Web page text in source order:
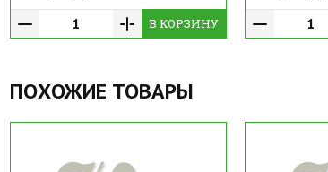
В КОРЗИНУ
ПОХОЖИЕ ТОВАРЫ